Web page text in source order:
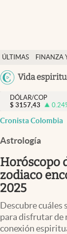
ÚLTIMAS
NOTICIAS
FINANZA
Vida
Salud y nutrición
Vida espiritual
Actualidad
Colombia
DÓLAR/COP
$ 3157,43 0.24
Cronista Colombia
Astrología
Horóscopo
zodiaco
2025
Descubre cuáles
para disfrutar de
conexión